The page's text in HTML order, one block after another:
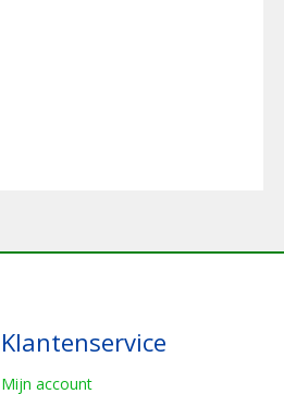
Klantenservice
Mijn account